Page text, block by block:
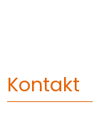
Kontakt